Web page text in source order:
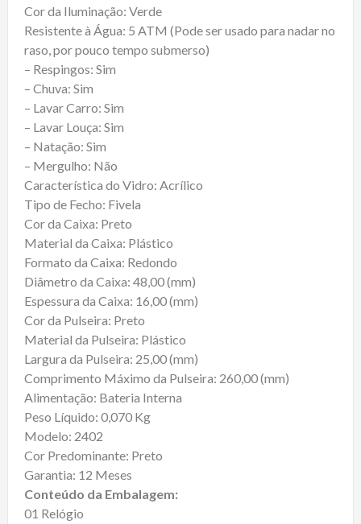
Cor da Iluminação: Verde
Resistente à Água: 5 ATM (Pode ser usado para nadar no
raso, por pouco tempo submerso)
– Respingos: Sim
– Chuva: Sim
– Lavar Carro: Sim
– Lavar Louça: Sim
– Natação: Sim
– Mergulho: Não
Característica do Vidro: Acrílico
Tipo de Fecho: Fivela
Cor da Caixa: Preto
Material da Caixa: Plástico
Formato da Caixa: Redondo
Diâmetro da Caixa: 48,00 (mm)
Espessura da Caixa: 16,00 (mm)
Cor da Pulseira: Preto
Material da Pulseira: Plástico
Largura da Pulseira: 25,00 (mm)
Comprimento Máximo da Pulseira: 260,00 (mm)
Alimentação: Bateria Interna
Peso Líquido: 0,070 Kg
Modelo: 2402
Cor Predominante: Preto
Garantia: 12 Meses
Conteúdo da Embalagem:
01 Relógio